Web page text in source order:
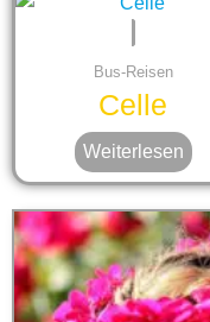
Bus-Reisen
Celle
Weiterlesen